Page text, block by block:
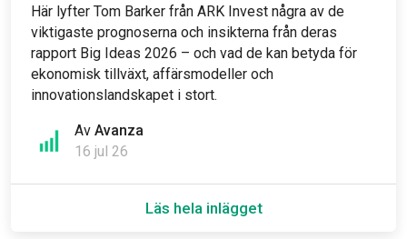
Av Avanza
16 jul 26
Här lyfter Tom Barker från ARK Invest några av de
viktigaste prognoserna och insikterna från deras
rapport Big Ideas 2026 – och vad de kan betyda för
ekonomisk tillväxt, affärsmodeller och
innovationslandskapet i stort.
Läs hela inlägget